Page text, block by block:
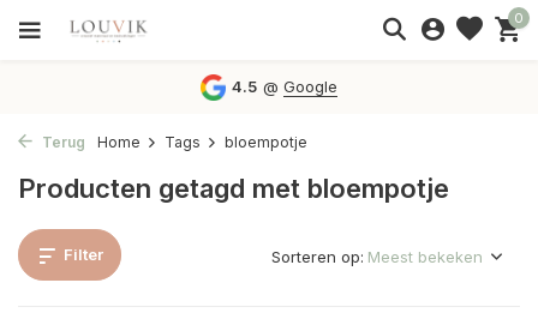
0
4.5 @Google
Terug Home Tags bloempotje
Producten getagd met bloempotje
Filter Sorteren op: